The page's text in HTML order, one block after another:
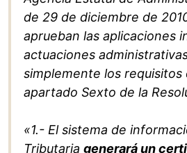
de 29 de diciembre de
aprueban las aplicaciones
actuaciones
simplemente los
apartado Sexto de la
«1.- El sistema de
Tributaria generará un